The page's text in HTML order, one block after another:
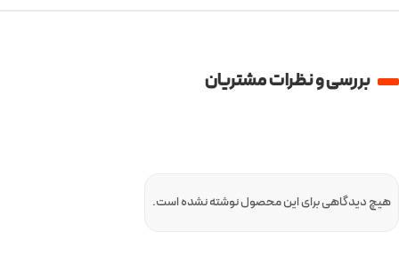
بررسی و نظرات مشتریان
هیچ دیدگاهی برای این محصول نوشته نشده است.